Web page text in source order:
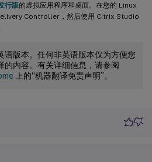
行版的虚拟应用程序和桌面。在您的 Linux
Controller，然后使用 Citrix Studio
语版本。任何非英语版本仅为方便您
的内容。有关详细信息，请参阅
上的“机器翻译免责声明”。